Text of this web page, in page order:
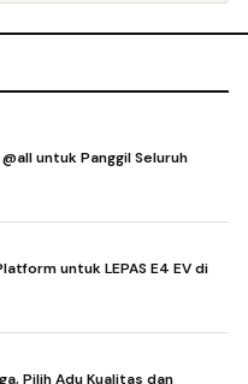
untuk Panggil Seluruh
untuk LEPAS E4 EV di
Pilih Adu Kualitas dan